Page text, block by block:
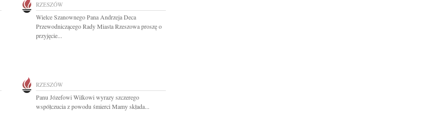
RZESZÓW
Wielce Szanownego Pana Andrzeja Deca
Przewodniczącego Rady Miasta Rzeszowa proszę o
przyjęcie...
RZESZÓW
Panu Józefowi Wilkowi wyrazy szczerego
współczucia z powodu śmierci Mamy składa...